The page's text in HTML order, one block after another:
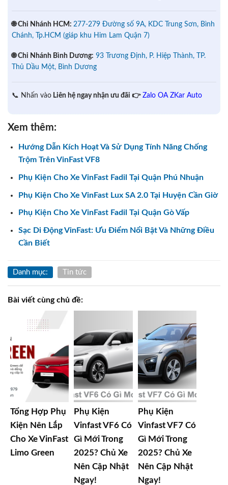
🌐 Chi Nhánh HCM: 277-279 Đường số 9A, KDC Trung Sơn, Bình
Chánh, Tp.HCM (giáp khu Him Lam Quận 7)
🌐 Chi Nhánh Bình Dương: 93 Trương Định, P. Hiệp Thành, TP.
Thủ Dầu Một, Bình Dương
📞 Nhấn vào Liên hệ ngay nhận ưu đãi 👉 Zalo OA ZKar Auto
Xem thêm:
Hướng Dẫn Kích Hoạt Và Sử Dụng Tính Năng Chống
Trộm Trên VinFast VF8
Phụ Kiện Cho Xe VinFast Fadil Tại Quận Phú Nhuận
Phụ Kiện Cho Xe VinFast Lux SA 2.0 Tại Huyện Cần Giờ
Phụ Kiện Cho Xe VinFast Fadil Tại Quận Gò Vấp
Sạc Di Động VinFast: Ưu Điểm Nổi Bật Và Những Điều
Cần Biết
Danh mục: Tin tức
Bài viết cùng chủ đề:
Tổng Hợp Phụ
Kiện Nên Lắp
Cho Xe VinFast
Limo Green
Phụ Kiện
Vinfast VF6 Có
Gì Mới Trong
2025? Chủ Xe
Nên Cập Nhật
Ngay!
Phụ Kiện
Vinfast VF7 Có
Gì Mới Trong
2025? Chủ Xe
Nên Cập Nhật
Ngay!